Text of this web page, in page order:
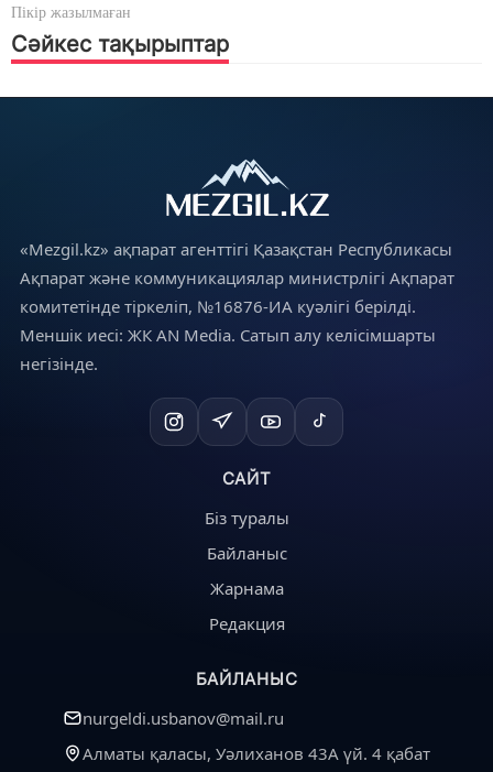
Пікір жазылмаған
Сәйкес тақырыптар
«Mezgil.kz» ақпарат агенттігі Қазақстан Республикасы
Ақпарат және коммуникациялар министрлігі Ақпарат
комитетінде тіркеліп, №16876-ИА куәлігі берілді.
Меншік иесі: ЖК AN Media. Сатып алу келісімшарты
негізінде.
САЙТ
Біз туралы
Байланыс
Жарнама
Редакция
БАЙЛАНЫС
nurgeldi.usbanov@mail.ru
Алматы қаласы, Уәлиханов 43А үй. 4 қабат